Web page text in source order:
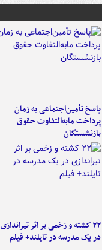
پاسخ تأمین‌اجتماعی به زمان
پرداخت مابه‌التفاوت حقوق
بازنشستگان
۲۲ کشته و زخمی بر اثر تیراندازی
در یک مدرسه در تایلند+ فیلم